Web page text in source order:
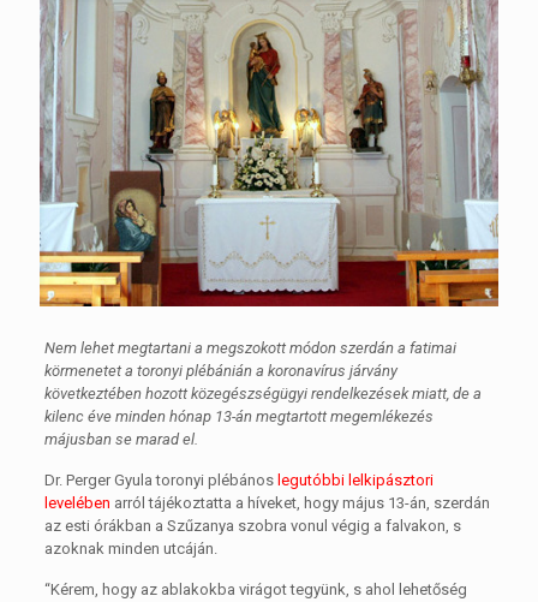
Nem lehet megtartani a megszokott módon szerdán a fatimai
körmenetet a toronyi plébánián a koronavírus járvány
következtében hozott közegészségügyi rendelkezések miatt, de a
kilenc éve minden hónap 13-án megtartott megemlékezés
májusban se marad el.
Dr. Perger Gyula toronyi plébános legutóbbi lelkipásztori
levelében arról tájékoztatta a híveket, hogy május 13-án, szerdán
az esti órákban a Szűzanya szobra vonul végig a falvakon, s
azoknak minden utcáján.
“Kérem, hogy az ablakokba virágot tegyünk, s ahol lehetőség